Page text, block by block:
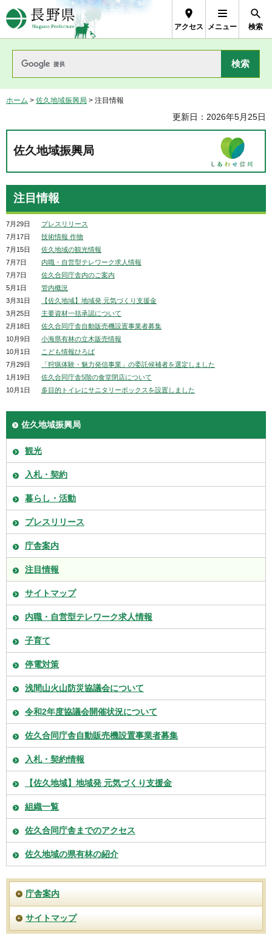
長野県Nagano Prefecture
アクセス メニュー 検索
ホーム > 佐久地域振興局 > 注目情報
更新日：2026年5月25日
佐久地域振興局
注目情報
7月29日
プレスリリース
7月17日
技術情報 作物
7月15日
佐久地域の観光情報
7月7日
内職・自営型テレワーク求人情報
7月7日
佐久合同庁舎内のご案内
5月1日
管内概況
3月31日
【佐久地域】地域発 元気づくり支援金
3月25日
主要資材一括承認について
2月18日
佐久合同庁舎自動販売機設置事業者募集
10月9日
小海県有林の立木販売情報
10月1日
こども情報ひろば
7月29日
「狩猟体験・魅力発信事業」の委託候補者を選定しました
1月19日
佐久合同庁舎5階の食堂閉店について
10月1日
多目的トイレにサニタリーボックスを設置しました
佐久地域振興局
観光
入札・契約
暮らし・活動
プレスリリース
庁舎案内
注目情報
サイトマップ
内職・自営型テレワーク求人情報
子育て
停電対策
浅間山火山防災協議会について
令和2年度協議会開催状況について
佐久合同庁舎自動販売機設置事業者募集
入札・契約情報
【佐久地域】地域発 元気づくり支援金
組織一覧
佐久合同庁舎までのアクセス
佐久地域の県有林の紹介
庁舎案内
サイトマップ